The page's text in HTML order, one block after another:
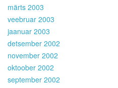
märts 2003
veebruar 2003
jaanuar 2003
detsember 2002
november 2002
oktoober 2002
september 2002